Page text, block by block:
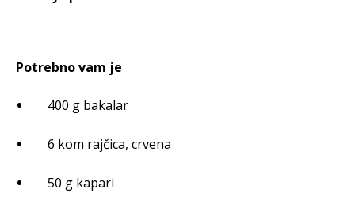
Potrebno vam je
400 g bakalar
6 kom rajčica, crvena
50 g kapari